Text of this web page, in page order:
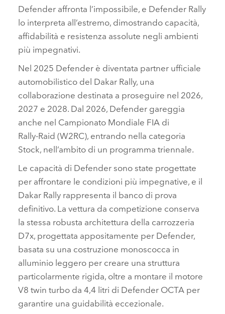
Defender affronta l’impossibile, e Defender Rally
lo interpreta all’estremo, dimostrando capacità,
affidabilità e resistenza assolute negli ambienti
più impegnativi.
Nel 2025 Defender è diventata partner ufficiale
automobilistico del Dakar Rally, una
collaborazione destinata a proseguire nel 2026,
2027 e 2028. Dal 2026, Defender gareggia
anche nel Campionato Mondiale FIA di
Rally‑Raid (W2RC), entrando nella categoria
Stock, nell’ambito di un programma triennale.
Le capacità di Defender sono state progettate
per affrontare le condizioni più impegnative, e il
Dakar Rally rappresenta il banco di prova
definitivo. La vettura da competizione conserva
la stessa robusta architettura della carrozzeria
D7x, progettata appositamente per Defender,
basata su una costruzione monoscocca in
alluminio leggero per creare una struttura
particolarmente rigida, oltre a montare il motore
V8 twin turbo da 4,4 litri di Defender OCTA per
garantire una guidabilità eccezionale.